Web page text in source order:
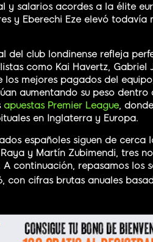
y salarios acordes a la élite
y Eberechi Eze elevó
del club londinense refleja
como Kai Havertz, Gabriel
los mejores pagados del
aumentando su peso
apuestas Premier League,
en Inglaterra y Europa.
españoles siguen de
y Martín Zubimendi, tres
continuación, repasamos los
con cifras brutas anuales